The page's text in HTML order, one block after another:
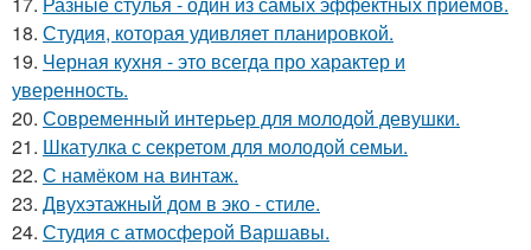
18. Студия, которая удивляет планировкой.
19. Черная кухня - это всегда про характер и
уверенность.
20. Современный интерьер для молодой девушки.
21. Шкатулка с секретом для молодой семьи.
22. С намёком на винтаж.
23. Двухэтажный дом в эко - стиле.
24. Студия с атмосферой Варшавы.